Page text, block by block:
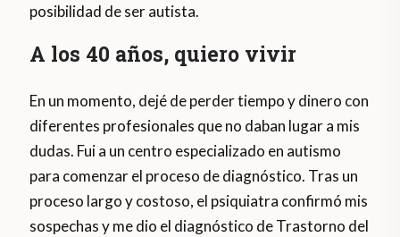
posibilidad de ser autista.
A los 40 años, quiero vivir
En un momento, dejé de perder tiempo y dinero con
diferentes profesionales que no daban lugar a mis
dudas. Fui a un centro especializado en autismo
para comenzar el proceso de diagnóstico. Tras un
proceso largo y costoso, el psiquiatra confirmó mis
sospechas y me dio el diagnóstico de Trastorno del